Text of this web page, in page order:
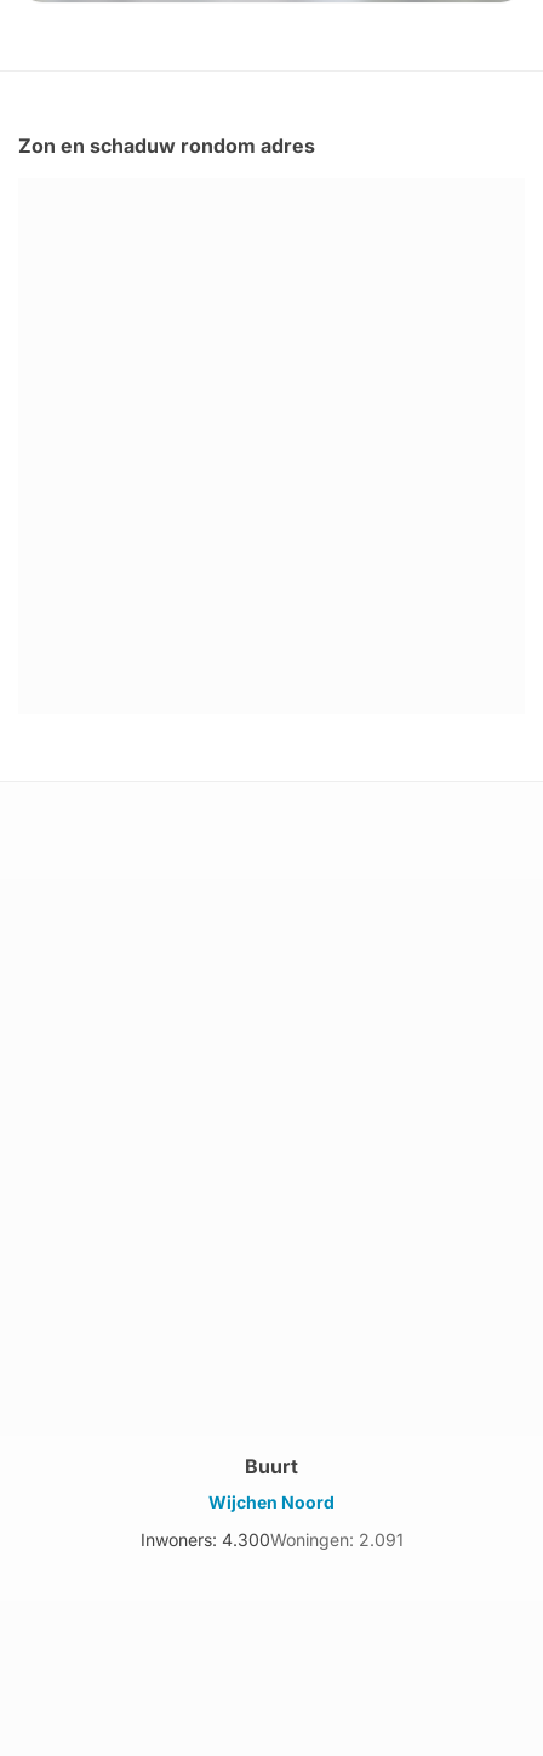
Zon en schaduw rondom adres
Buurt
Wijchen Noord
Inwoners: 4.300Woningen: 2.091